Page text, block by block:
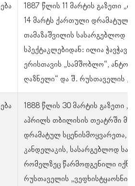
1887 წლის 11 მარტის გაზეთი
14 მარტს ქართული დრამატული
თამაზაშვილის სასარგებლოდ
სპექტაკლებიდან: ილია
ერისთავის „სამშობლო“,
ღაზნელი“ და შ. რუსთაველის
1888 წლის 30 მარტის გაზეთი
აპრილს თბილისის თეატრში
დრამატულ სცენისმოყვარეთა,
კანდელაკის, სასარგებლოდ
რომელზეც წარმოდგენილი
რუსთაველის